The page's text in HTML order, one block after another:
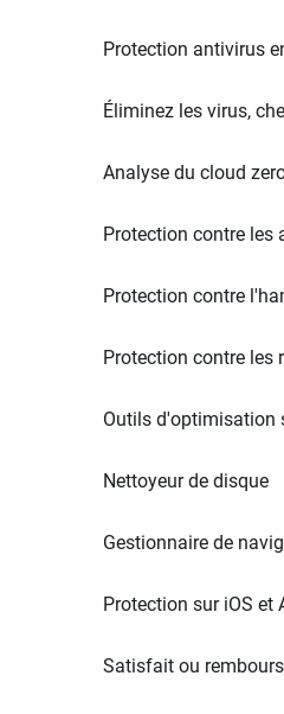
Protection antivirus
Éliminez les virus,
Analyse du cloud
Protection contre les
Protection contre
Protection contre les
Outils d'optimisation
Nettoyeur de disque
Gestionnaire de
Protection sur iOS et
Satisfait ou